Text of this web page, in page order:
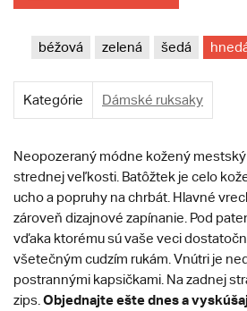
béžová zelená šedá
Kategórie Dámské ruksaky
Neopozeraný módne kožený
strednej veľkosti. Batôžtek je celo
ucho a popruhy na chrbát. Hlavné
zároveň dizajnové zapínanie. Pod
vďaka ktorému sú vaše veci
všetečným cudzím rukám. Vnútri je
postrannými kapsičkami. Na zadnej
zips. Objednajte ešte dnes a